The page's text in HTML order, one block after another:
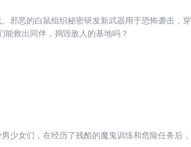
邪恶的白鼠组织秘密研发新武器用于恐怖袭击，穿
救出同伴，捣毁敌人的基地吗？
少女们，在经历了残酷的魔鬼训练和危险任务后，